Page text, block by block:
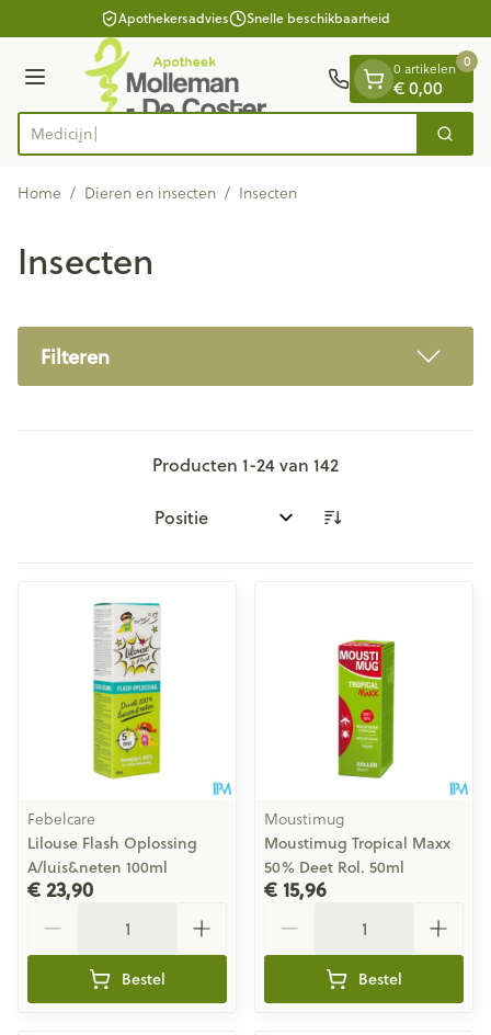
Ga naar de inhoudApothekersadvies Snelle beschikbaarheid
Menu
Product, merk, categorie... Zoek
0 artikelen
€ 0,00
0
Home / Dieren en insecten / Insecten
Insecten
Filteren
Producten 1-24van 142
Sorteer op:
Febelcare
Lilouse Flash Oplossing
A/luis&neten 100ml
€ 23,90
Bestel
Moustimug
Moustimug Tropical Maxx
50% Deet Rol. 50ml
€ 15,96
Bestel